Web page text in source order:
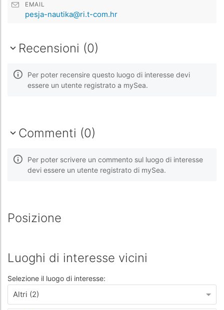
EMAIL
pesja-nautika@ri.t-com.hr
Recensioni (0)
Per poter recensire questo luogo di interesse devi
essere un utente registrato a mySea.
Commenti (0)
Per poter scrivere un commento sul luogo di interesse
devi essere un utente registrato di mySea.
Posizione
Luoghi di interesse vicini
Selezione il luogo di interesse:
Altri (2)